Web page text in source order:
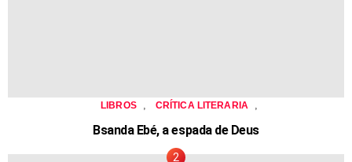
LIBROS CRÍTICA LITERARIA
Bsanda Ebé, a espada de Deus